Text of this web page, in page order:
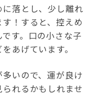
落とし、少し離れ
！すると、控えめ
す。口の小さな子
あげています。
いので、運が良け
れるかもしれませ